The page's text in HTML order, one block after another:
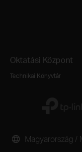
Oktatási Központ
Technikai Könyvtár
Magyarország /